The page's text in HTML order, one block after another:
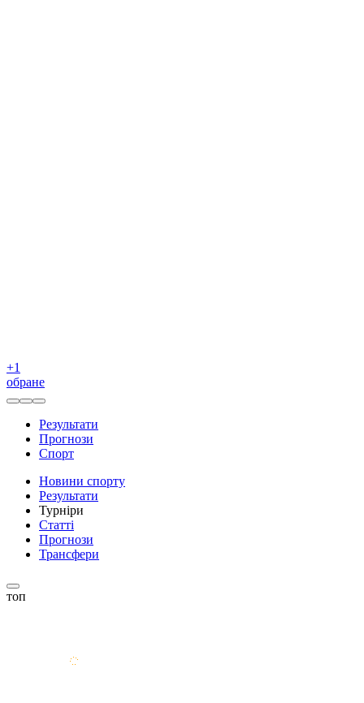
+1
обране
Результати
Прогнози
Спорт
Новини спорту
Результати
Турніри
Статті
Прогнози
Трансфери
топ